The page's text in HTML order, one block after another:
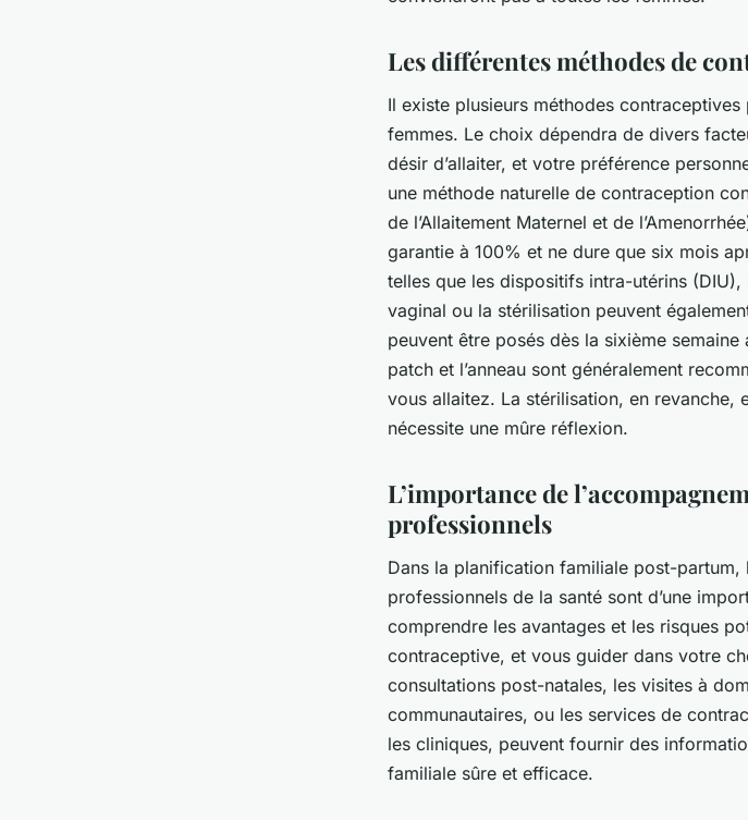
Les différentes méthodes de
Il existe plusieurs méthodes contraceptives
femmes. Le choix dépendra de divers
désir d’allaiter, et votre préférence
une méthode naturelle de contraception
de l’Allaitement Maternel et de
garantie à 100% et ne dure que six mois
telles que les dispositifs intra-utérins
vaginal ou la stérilisation peuvent
peuvent être posés dès la sixième
patch et l’anneau sont généralement
vous allaitez. La stérilisation, en revanche,
nécessite une mûre réflexion.
L’importance de
professionnels
Dans la planification familiale post-partum,
professionnels de la santé sont d’une
comprendre les avantages et les risques
contraceptive, et vous guider dans votre
consultations post-natales, les visites à
communautaires, ou les services de
les cliniques, peuvent fournir des
familiale sûre et efficace.